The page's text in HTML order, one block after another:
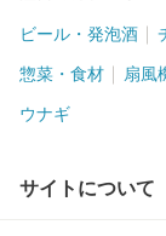
ビール・発泡酒
惣菜・食材 扇風
ウナギ
サイトについて